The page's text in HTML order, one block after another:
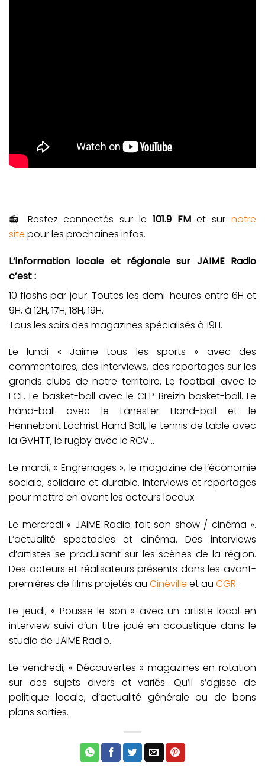
📻 Restez connectés sur le 101.9 FMet surnotre
site pour les prochaines infos.
L’information locale et régionale sur JAIME Radio
c’est :
10 flashs par jour. Toutes les demi-heures entre 6H et
9H, à 12H, 17H, 18H, 19H.
Tous les soirs des magazines spécialisés à 19H.
Le lundi « Jaime tous les sports » avec des
commentaires, des interviews, des reportages sur les
grands clubs de notre territoire. Le football avec le
FCL. Le basket-ball avec le CEP Breizh basket-ball. Le
hand-ball avec le Lanester Hand-ball et le
Hennebont Lochrist Hand Ball, le tennis de table avec
la GVHTT, le rugby avec le RCV…
Le mardi, « Engrenages », le magazine de l’économie
sociale, solidaire et durable. Interviews et reportages
pour mettre en avant les acteurs locaux.
Le mercredi « JAIME Radio fait son show / cinéma ».
L’actualité spectacles et cinéma. Des interviews
d’artistes se produisant sur les scènes de la région.
Des acteurs et réalisateurs présents dans les avant-
premières de films projetés au Cinéville et au CGR.
Le jeudi, « Pousse le son » avec un artiste local en
interview suivi d’un titre joué en acoustique dans le
studio de JAIME Radio.
Le vendredi, « Découvertes » magazines en rotation
sur des sujets divers et variés. Qu’il s’agisse de
politique locale, d’actualité générale ou de bons
plans sorties.